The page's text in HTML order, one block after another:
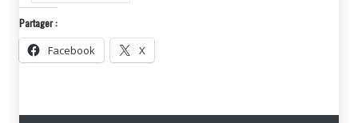
Partager :
Facebook X